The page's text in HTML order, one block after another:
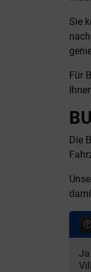
Sie
Für
Die